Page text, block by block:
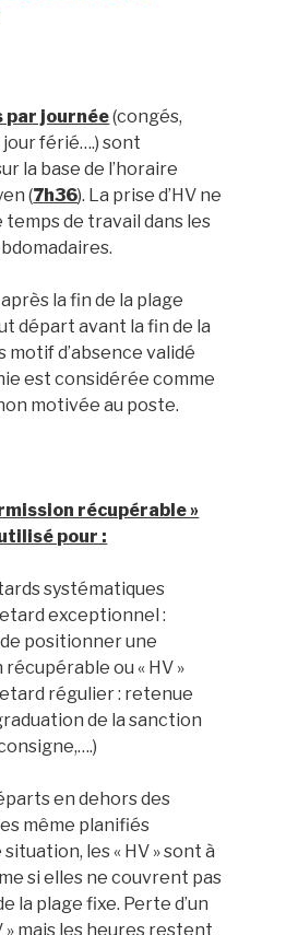
par journée(congés,
jour férié….) sont
la base de l’horaire
(7h36). La prise d’HV ne
temps de travail dans les
la fin de la plage
départ avant la fin de la
motif d’absence validé
est considérée comme
motivée au poste.
récupérable »
pour :
systématiques
exceptionnel :
positionner une
ou « HV »
régulier : retenue
de la sanction
en dehors des
même planifiés
les « HV » sont à
si elles ne couvrent pas
la plage fixe. Perte d’un
» mais les heures restent